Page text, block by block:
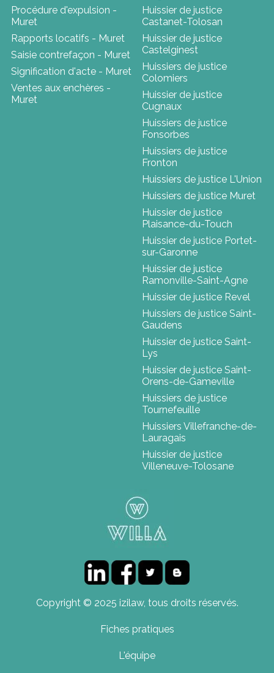
Procédure d'expulsion -
Muret
Rapports locatifs - Muret
Saisie contrefaçon - Muret
Signification d'acte - Muret
Ventes aux enchères -
Muret
Huissier de justice
Castanet-Tolosan
Huissier de justice
Castelginest
Huissiers de justice
Colomiers
Huissier de justice
Cugnaux
Huissiers de justice
Fonsorbes
Huissiers de justice
Fronton
Huissiers de justice L'Union
Huissiers de justice Muret
Huissier de justice
Plaisance-du-Touch
Huissier de justice Portet-
sur-Garonne
Huissier de justice
Ramonville-Saint-Agne
Huissier de justice Revel
Huissiers de justice Saint-
Gaudens
Huissier de justice Saint-
Lys
Huissier de justice Saint-
Orens-de-Gameville
Huissiers de justice
Tournefeuille
Huissiers Villefranche-de-
Lauragais
Huissier de justice
Villeneuve-Tolosane
Copyright © 2025 izilaw, tous droits réservés.
Fiches pratiques
L'équipe